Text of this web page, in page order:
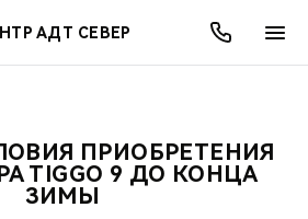
АДТ СЕВЕР
МОДЕЛИ
ВЛАДЕЛЬЦАМ
МИР CHERY
АКЦИИ
СЕРВИСЫ
О КОМПАНИИПРИОБРЕТЕНИЯ
TIGGO 9 ДО КОНЦА
ЗИМЫ